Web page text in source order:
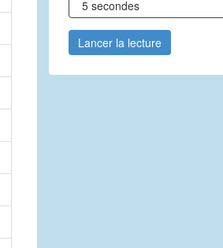
Lancer la lecture